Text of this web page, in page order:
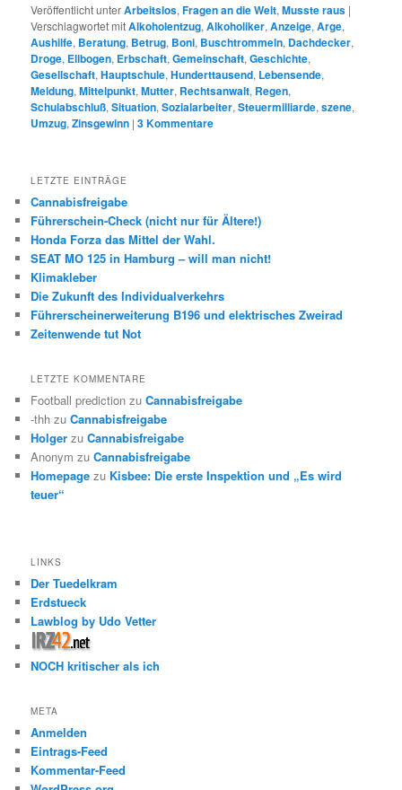
Veröffentlicht unterArbeitslos,Fragen an die Welt,Musste raus |
Verschlagwortet mitAlkoholentzug,Alkoholiker,Anzeige,Arge,
Aushilfe, Beratung, Betrug, Boni, Buschtrommeln, Dachdecker,
Droge, Ellbogen, Erbschaft,Gemeinschaft,Geschichte,
Gesellschaft,Hauptschule,Hunderttausend, Lebensende,
Meldung,Mittelpunkt,Mutter, Rechtsanwalt, Regen,
Schulabschluß,Situation,Sozialarbeiter,Steuermilliarde,szene,
Umzug,Zinsgewinn |3Kommentare
LETZTE EINTRÄGE
Cannabisfreigabe
Führerschein-Check (nicht nur für Ältere!)
Honda Forza das Mittel der Wahl.
SEAT MO 125 in Hamburg – will man nicht!
Klimakleber
Die Zukunft des Individualverkehrs
Führerscheinerweiterung B196 und elektrisches Zweirad
Zeitenwende tut Not
LETZTE KOMMENTARE
Football prediction zuCannabisfreigabe
-thh zuCannabisfreigabe
Holger zuCannabisfreigabe
Anonym zuCannabisfreigabe
Homepage zu Kisbee: Die erste Inspektion und „Es wird
teuer“
LINKS
Der Tuedelkram
Erdstueck
Lawblog by Udo Vetter
NOCH kritischer als ich
META
Anmelden
Eintrags-Feed
Kommentar-Feed